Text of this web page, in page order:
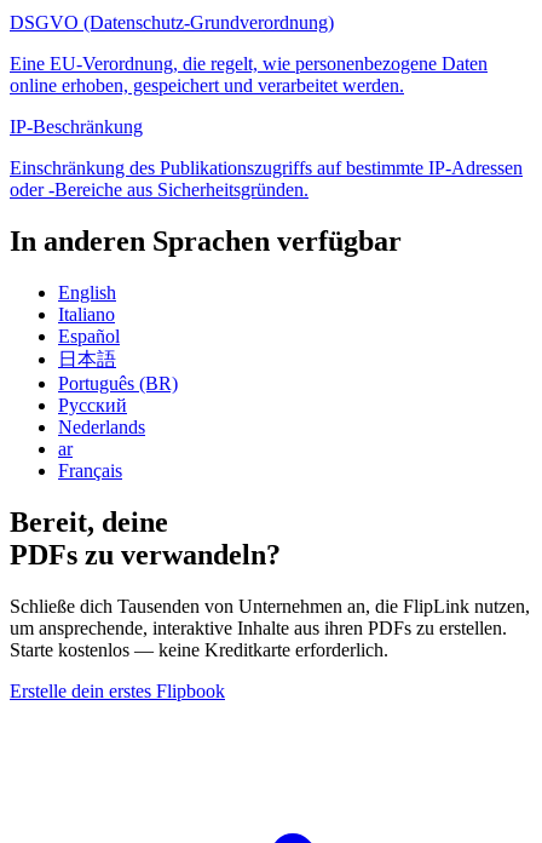
DSGVO (Datenschutz-Grundverordnung)
Eine EU-Verordnung, die regelt, wie personenbezogene Daten
online erhoben, gespeichert und verarbeitet werden.
IP-Beschränkung
Einschränkung des Publikationszugriffs auf bestimmte IP-Adressen
oder -Bereiche aus Sicherheitsgründen.
In anderen Sprachen verfügbar
English
Italiano
Español
日本語
Português (BR)
Русский
Nederlands
ar
Français
Bereit, deine
PDFs zu verwandeln?
Schließe dich Tausenden von Unternehmen an, die FlipLink nutzen,
um ansprechende, interaktive Inhalte aus ihren PDFs zu erstellen.
Starte kostenlos — keine Kreditkarte erforderlich.
Erstelle dein erstes Flipbook